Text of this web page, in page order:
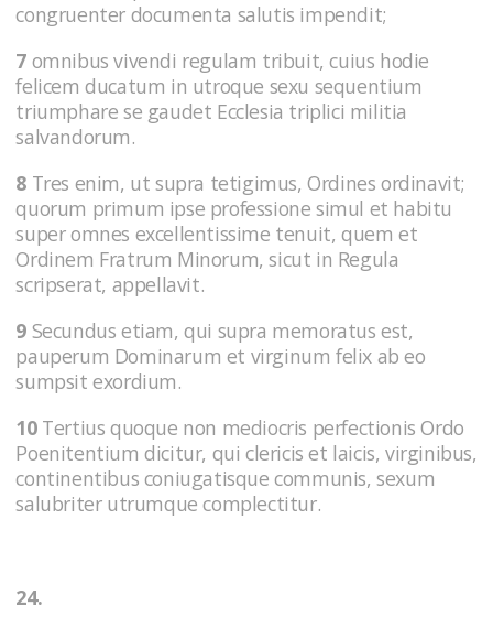
congruenter documenta salutis impendit;
7 omnibus vivendi regulam tribuit, cuius hodie
felicem ducatum in utroque sexu sequentium
triumphare se gaudet Ecclesia triplici militia
salvandorum.
8 Tres enim, ut supra tetigimus, Ordines ordinavit;
quorum primum ipse professione simul et habitu
super omnes excellentissime tenuit, quem et
Ordinem Fratrum Minorum, sicut in Regula
scripserat, appellavit.
9 Secundus etiam, qui supra memoratus est,
pauperum Dominarum et virginum felix ab eo
sumpsit exordium.
10Tertius quoque non mediocris perfectionis Ordo
Poenitentium dicitur, qui clericis et laicis, virginibus,
continentibus coniugatisque communis, sexum
salubriter utrumque complectitur.
24.